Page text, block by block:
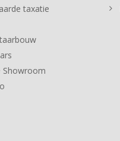
taxatie
Showroom